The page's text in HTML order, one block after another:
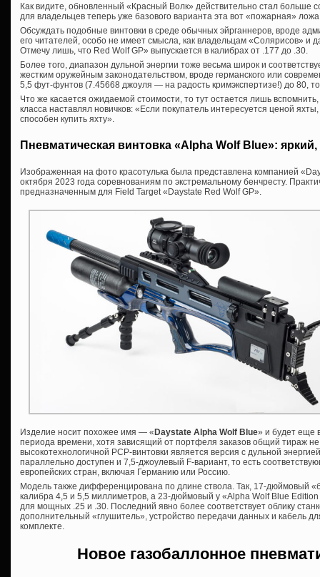
Как видите, обновленный «Красный Волк» действительно стал больше
для владельцев теперь уже базового варианта эта вот «пожарная»
Обсуждать подобные винтовки в среде обычных эйрганнеров, вроде
его читателей, особо не имеет смысла, как владельцам «Солярисов» и
Отмечу лишь, что Red Wolf GP» выпускается в калибрах от .177 до .30.
Более того, диапазон дульной энергии тоже весьма широк и
жестким оружейным законодательством, вроде германского или
5,5 фут-фунтов (7.45668 джоуля — на радость кримэкспертизе!) до 80,
Что же касается ожидаемой стоимости, то тут остается лишь
класса наставлял новичков: «Если покупатель интересуется ценой
способен купить яхту».
Пневматическая винтовка «Alpha Wolf Blue»:
Изображенная на фото красотулька была представлена компанией
октября 2023 года соревнованиям по экстремальному бенчресту.
предназначенным для Field Target «Daystate Red Wolf GP».
Изделие носит похожее имя — « Daystate Alpha Wolf Blue» и будет еще
периода времени, хотя зависящий от портфеля заказов общий тираж
высокотехнологичной PCP-винтовки является версия с дульной
параллельно доступен и 7,5-джоулевый F-вариант, то есть
европейских стран, включая Германию или Россию.
Модель также дифференцирована по длине ствола. Так, 17-дюймовый
калибра 4,5 и 5,5 миллиметров, а 23-дюймовый у «Alpha Wolf Blue
для мощных .25 и .30. Последний явно более соответствует облику
дополнительный «глушитель», устройство передачи данных и кабель
комплекте.
Новое газобаллонное